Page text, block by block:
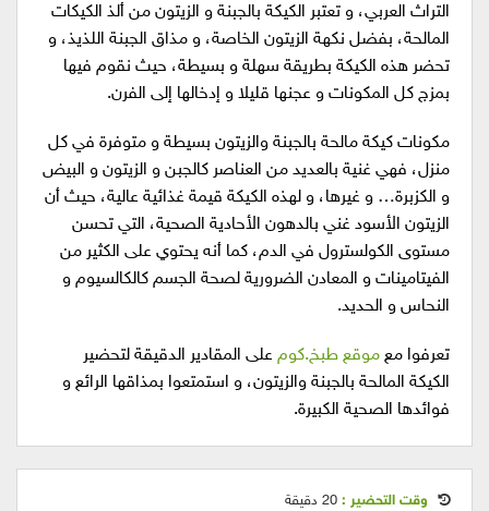
التراث العربي، و تعتبر الكيكة بالجبنة و الزيتون من ألذ الكيكات
المالحة، بفضل نكهة الزيتون الخاصة، و مذاق الجبنة اللذيذ، و
تحضر هذه الكيكة بطريقة سهلة و بسيطة، حيث نقوم فيها
بمزج كل المكونات و عجنها قليلا و إدخالها إلى الفرن.
مكونات كيكة مالحة بالجبنة والزيتون بسيطة و متوفرة في كل
منزل، فهي غنية بالعديد من العناصر كالجبن و الزيتون و البيض
و الكزبرة… و غيرها، و لهذه الكيكة قيمة غذائية عالية، حيث أن
الزيتون الأسود غني بالدهون الأحادية الصحية، التي تحسن
مستوى الكولسترول في الدم، كما أنه يحتوي على الكثير من
الفيتامينات و المعادن الضرورية لصحة الجسم كالكالسيوم و
النحاس و الحديد.
تعرفوا مع موقع طبخ.كوم على المقادير الدقيقة لتحضير
الكيكة المالحة بالجبنة والزيتون، و استمتعوا بمذاقها الرائع و
فوائدها الصحية الكبيرة.
وقت التحضير : 20 دقيقة